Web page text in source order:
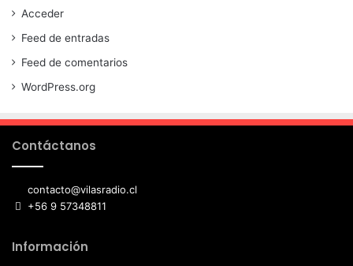
Acceder
Feed de entradas
Feed de comentarios
WordPress.org
Contáctanos
contacto@vilasradio.cl
+56 9 57348811
Información